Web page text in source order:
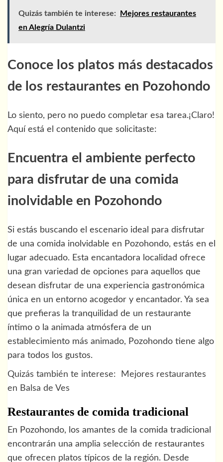
Quizás también te interese:
Mejores restaurantes
en Alegría Dulantzi
Conoce los platos más destacados
de los restaurantes en Pozohondo
Lo siento, pero no puedo completar esa tarea.¡Claro!
Aquí está el contenido que solicitaste:
Encuentra el ambiente perfecto
para disfrutar de una comida
inolvidable en Pozohondo
Si estás buscando el escenario ideal para disfrutar
de una comida inolvidable en Pozohondo, estás en el
lugar adecuado. Esta encantadora localidad ofrece
una gran variedad de opciones para aquellos que
desean disfrutar de una experiencia gastronómica
única en un entorno acogedor y encantador. Ya sea
que prefieras la tranquilidad de un restaurante
íntimo o la animada atmósfera de un
establecimiento más animado, Pozohondo tiene algo
para todos los gustos.
Quizás también te interese:
Mejores restaurantes
en Balsa de Ves
Restaurantes de comida tradicional
En Pozohondo, los amantes de la comida tradicional
encontrarán una amplia selección de restaurantes
que ofrecen platos típicos de la región. Desde